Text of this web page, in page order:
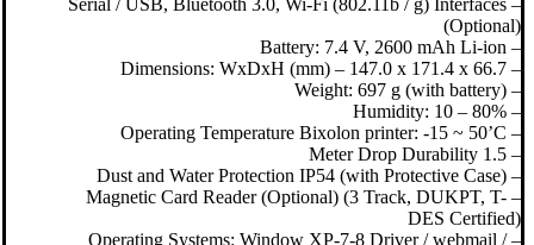
– Serial / USB, Bluetooth 3.0, Wi-Fi (802.11b / g) Interfaces
(Optional)
– Battery: 7.4 V, 2600 mAh Li-ion
– Dimensions: WxDxH (mm) – 147.0 x 171.4 x 66.7
– Weight: 697 g (with battery)
– Humidity: 10 – 80%
– Operating Temperature Bixolon printer: -15 ~ 50’C
– 1.5 Meter Drop Durability
– Dust and Water Protection IP54 (with Protective Case)
– Magnetic Card Reader (Optional) (3 Track, DUKPT, T-
DES Certified)
– Operating Systems: Window XP-7-8 Driver / webmail /